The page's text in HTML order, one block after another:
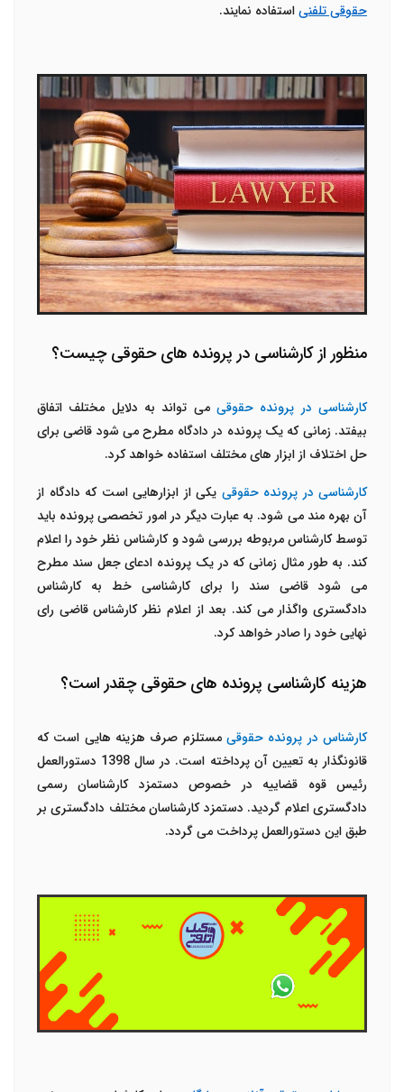
حقوقی تلفنیاستفاده نمایند.
منظور از کارشناسی در پرونده های حقوقی چیست؟
کارشناسی در پرونده حقوقی می تواند به دلایل مختلف اتفاق
بیفتد. زمانی که یک پرونده در دادگاه مطرح می شود قاضی برای
حل اختلاف از ابزار های مختلف استفاده خواهد کرد.
کارشناسی در پرونده حقوقی یکی از ابزارهایی است که دادگاه از
آن بهره مند می شود. به عبارت دیگر در امور تخصصی پرونده باید
توسط کارشناس مربوطه بررسی شود و کارشناس نظر خود را اعلام
کند. به طور مثال زمانی که در یک پرونده ادعای جعل سند مطرح
می شود قاضی سند را برای کارشناسی خط به کارشناس
دادگستری واگذار می کند. بعد از اعلام نظر کارشناس قاضی رای
نهایی خود را صادر خواهد کرد.
هزینه کارشناسی پرونده های حقوقی چقدر است؟
کارشناس در پرونده حقوقی مستلزم صرف هزینه هایی است که
قانونگذار به تعیین آن پرداخته است. در سال 1398 دستورالعمل
رئیس قوه قضاییه در خصوص دستمزد کارشناسان رسمی
دادگستری اعلام گردید. دستمزد کارشناسان مختلف دادگستری بر
طبق این دستورالعمل پرداخت می گردد.